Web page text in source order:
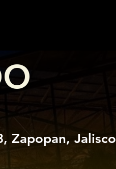
Zapopan, Jalisco